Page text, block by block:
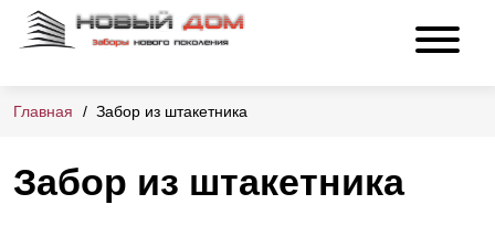
Главная Забор из штакетника
Забор из штакетника